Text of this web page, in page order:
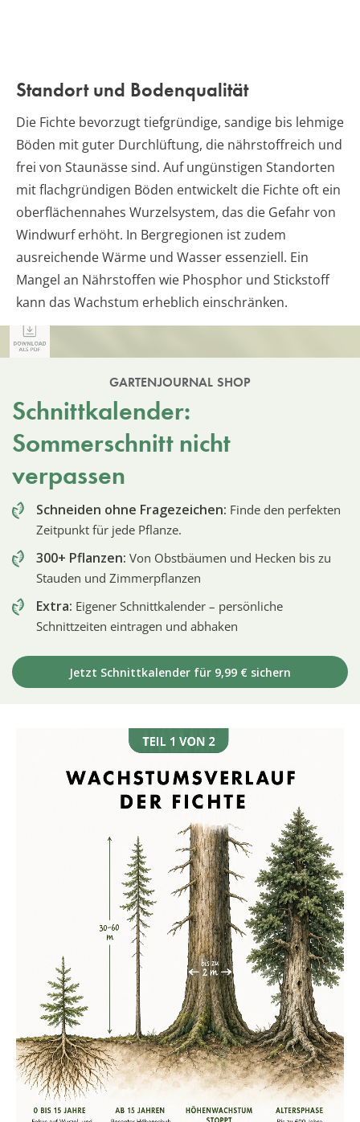
Standort und Bodenqualität
Die Fichte bevorzugt tiefgründige, sandige bis lehmige
Böden mit guter Durchlüftung, die nährstoffreich und
frei von Staunässe sind. Auf ungünstigen Standorten
mit flachgründigen Böden entwickelt die Fichte oft ein
oberflächennahes Wurzelsystem, das die Gefahr von
Windwurf erhöht. In Bergregionen ist zudem
ausreichende Wärme und Wasser essenziell. Ein
Mangel an Nährstoffen wie Phosphor und Stickstoff
kann das Wachstum erheblich einschränken.
GARTENJOURNAL SHOP
Schnittkalender:
Sommerschnitt nicht
verpassen
Schneiden ohne Fragezeichen: Finde den perfekten
Zeitpunkt für jede Pflanze.
300+ Pflanzen: Von Obstbäumen und Hecken bis zu
Stauden und Zimmerpflanzen
Extra: Eigener Schnittkalender – persönliche
Schnittzeiten eintragen und abhaken
Jetzt Schnittkalender für 9,99 € sichern